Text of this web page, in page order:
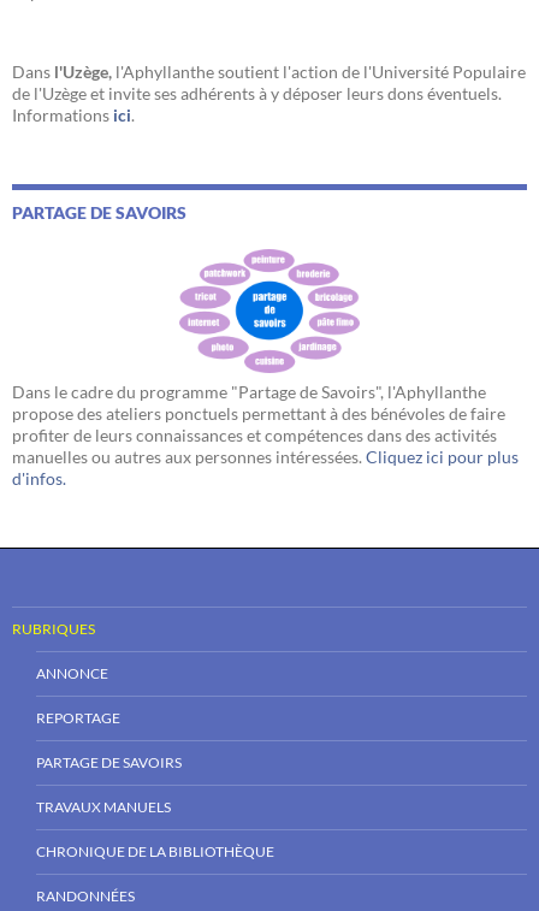
Dans l'Uzège, l'Aphyllanthe soutient l'action de l'Université Populaire
de l'Uzège et invite ses adhérents à y déposer leurs dons éventuels.
Informations ici.
PARTAGE DE SAVOIRS
Dans le cadre du programme "Partage de Savoirs", l'Aphyllanthe
propose des ateliers ponctuels permettant à des bénévoles de faire
profiter de leurs connaissances et compétences dans des activités
manuelles ou autres aux personnes intéressées. Cliquez ici pour plus
d'infos.
RUBRIQUES
ANNONCE
REPORTAGE
PARTAGE DE SAVOIRS
TRAVAUX MANUELS
CHRONIQUE DE LA BIBLIOTHÈQUE
RANDONNÉES